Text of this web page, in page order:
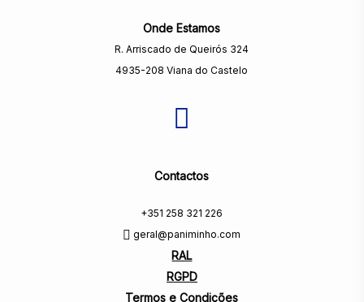
Onde Estamos
R. Arriscado de Queirós 324
4935-208 Viana do Castelo
Contactos
+351 258 321 226
geral@paniminho.com
RAL
RGPD
Termos e Condições